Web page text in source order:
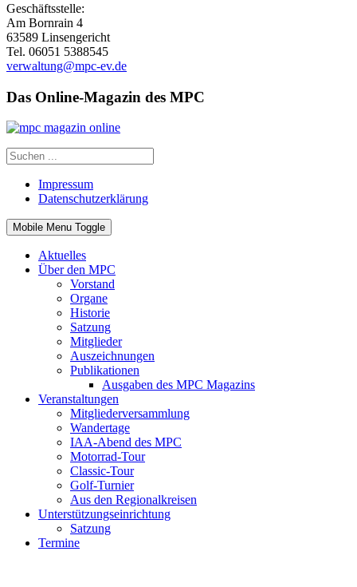
Geschäftsstelle:
Am Bornrain 4
63589 Linsengericht
Tel. 06051 5388545
verwaltung@mpc-ev.de
Das Online-Magazin des MPC
Impressum
Datenschutzerklärung
Mobile Menu Toggle
Aktuelles
Über den MPC
Vorstand
Organe
Historie
Satzung
Mitglieder
Auszeichnungen
Publikationen
Ausgaben des MPC Magazins
Veranstaltungen
Mitgliederversammlung
Wandertage
IAA-Abend des MPC
Motorrad-Tour
Classic-Tour
Golf-Turnier
Aus den Regionalkreisen
Unterstützungseinrichtung
Satzung
Termine